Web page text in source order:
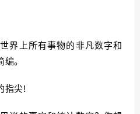
界上所有事物的非凡数字和
。
指尖!